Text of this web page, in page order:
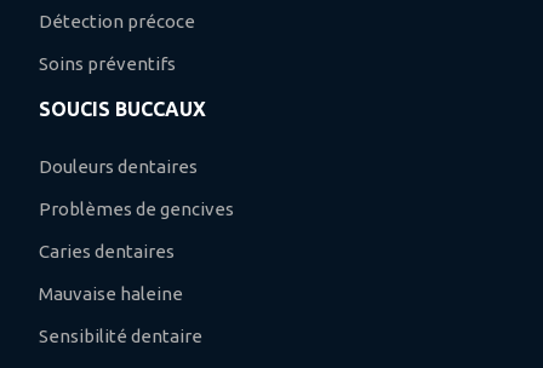
Détection précoce
Soins préventifs
SOUCIS BUCCAUX
Douleurs dentaires
Problèmes de gencives
Caries dentaires
Mauvaise haleine
Sensibilité dentaire